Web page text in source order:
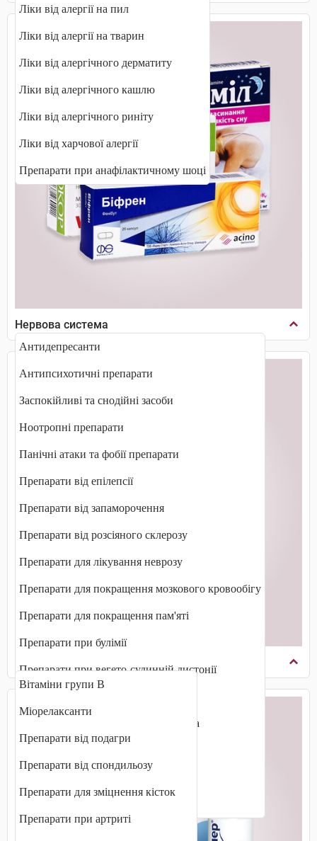
Ліки від алергії на пил
Ліки від алергії на тварин
Ліки від алергічного дерматиту
Ліки від алергічного кашлю
Ліки від алергічного риніту
Ліки від харчової алергії
Препарати при анафілактичному шоці
Нервова система
Антидепресанти
Антипсихотичні препарати
Заспокійливі та снодійні засоби
Ноотропні препарати
Панічні атаки та фобії препарати
Препарати від епілепсії
Препарати від запаморочення
Препарати від розсіяного склерозу
Препарати для лікування неврозу
Препарати для покращення мозкового кровообігу
Препарати для покращення пам'яті
Препарати при булімії
Препарати при вегето-судинній дистонії
Препарати при хворобі Альцгеймера
Вітаміни групи В
Міорелаксанти
Препарати від подагри
Препарати від спондильозу
Препарати для зміцнення кісток
Препарати при артриті